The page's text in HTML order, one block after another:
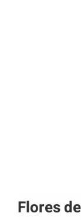
Flores